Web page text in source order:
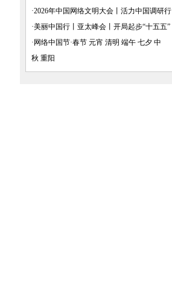
·2026年中国网络文明大会
活力中国调研行
·美丽中国行 亚太峰会
开局起步“十五五”
· 网络中国节·春节 元宵 清明 端午 七夕 中
秋 重阳